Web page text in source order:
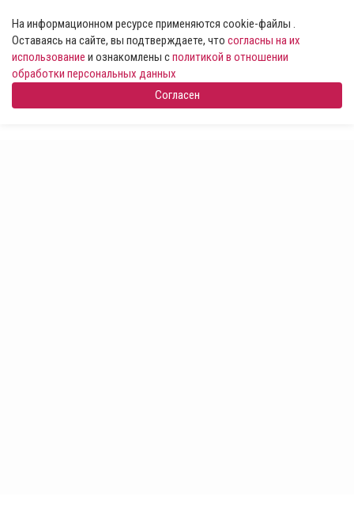
На информационном ресурсе применяются cookie-файлы .
Оставаясь на сайте, вы подтверждаете, что согласны на их
использование и ознакомлены сполитикой в отношении
обработки персональных данных
Согласен